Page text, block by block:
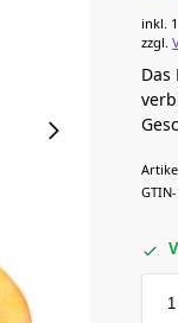
inkl.
zzgl.
Das